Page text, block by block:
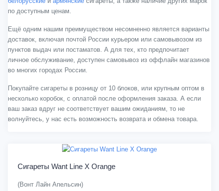
по доступным ценам.
Ещё одним нашим преимуществом несомненно является варианты
доставок, включая почтой России курьером или самовывозом из
пунктов выдач или постаматов. А для тех, кто предпочитает
личное обслуживание, доступен самовывоз из оффлайн магазинов
во многих городах России.
Покупайте сигареты в розницу от 10 блоков, или крупным оптом в
несколько коробок, с оплатой после оформления заказа. А если
ваш заказ вдруг не соответствует вашим ожиданиям, то не
волнуйтесь, у нас есть возможность возврата и обмена товара.
Сигареты Want Line X Orange
(Вонт Лайн Апельсин)